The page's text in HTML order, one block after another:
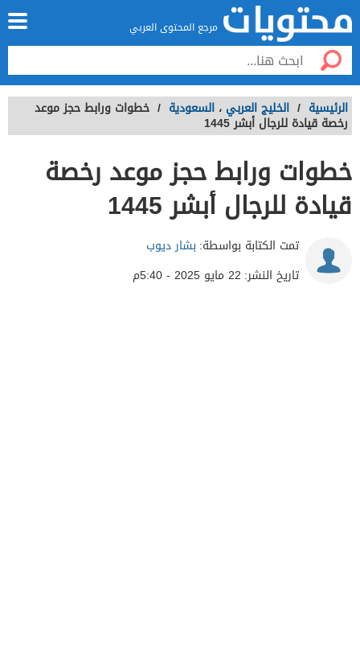
مرجع المحتوى العربي
الرئيسية / الخليج العربي ، السعودية / خطوات ورابط حجز موعد
رخصة قيادة للرجال أبشر 1445
خطوات ورابط حجز موعد رخصة
قيادة للرجال أبشر 1445
تمت الكتابة بواسطة: بشار ديوب
تاريخ النشر: 22 مايو 2025 - 5:40م